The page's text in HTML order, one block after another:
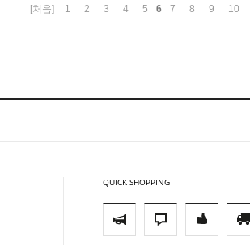
[처음] 1 2 3 4 5 6 7 8 9 10
QUICK SHOPPING